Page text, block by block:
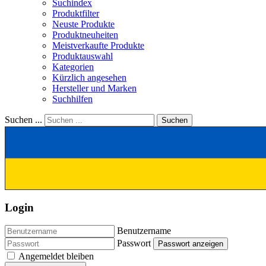
Suchindex
Produktfilter
Neuste Produkte
Produktneuheiten
Meistverkaufte Produkte
Produktauswahl
Kategorien
Kürzlich angesehen
Hersteller und Marken
Suchhilfen
Suchen ... Suchen
Login
Benutzername
Passwort
Passwort anzeigen
Angemeldet bleiben